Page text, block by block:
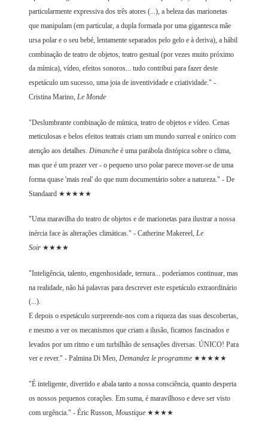
particularmente expressiva dos três atores (...), a beleza das marionetas
que manipulam (em particular, a dupla formada por uma gigantesca mãe
ursa polar e o seu bebé, lentamente separados pelo gelo e à deriva), a hábil
combinação de teatro de objetos, teatro gestual (por vezes muito próximo
da mímica), vídeo, efeitos sonoros... tudo contribui para fazer deste
espetáculo um sucesso, uma joia de inventividade e criatividade." -
Cristina Marino,Le Monde
"Deslumbrante combinação de mímica, teatro de objetos e vídeo. Cenas
meticulosas e belos efeitos teatrais criam um mundo surreal e onírico com
atenção aos detalhes.Dimanche é uma parábola distópica sobre o clima,
mas que é um prazer ver - o pequeno urso polar parece mover-se de uma
forma quase 'mais real' do que num documentário sobre a natureza." - De
Standaard ★★★★★
"Uma maravilha do teatro de objetos e de marionetas para ilustrar a nossa
inércia face às alterações climáticas." - Catherine Makereel,Le
Soir ★★★★
"Inteligência, talento, engenhosidade, ternura... poderíamos continuar, mas
na realidade, não há palavras para descrever este espetáculo extraordinário
(...).
E depois o espetáculo surpreende-nos com a riqueza das suas descobertas,
e mesmo a ver os mecanismos que criam a ilusão, ficamos fascinados e
levados por um ritmo e um turbilhão de sensações diversas. ÚNICO! Para
ver e rever." - Palmina Di Meo,Demandez le programme ★★★★★
"É inteligente, divertido e abala tanto a nossa consciência, quanto desperta
os nossos pequenos corações. Em suma, é maravilhoso e deve ser visto
com urgência." - Éric Russon, Moustique ★★★★